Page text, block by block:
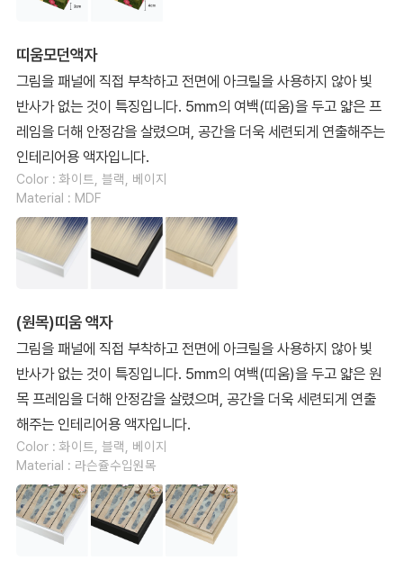
띠움모던액자
그림을 패널에 직접 부착하고 전면에 아크릴을 사용하지 않아 빛
반사가 없는 것이 특징입니다. 5mm의 여백(띠움)을 두고 얇은 프
레임을 더해 안정감을 살렸으며, 공간을 더욱 세련되게 연출해주는
인테리어용 액자입니다.
Color : 화이트, 블랙, 베이지
Material : MDF
(원목)띠움 액자
그림을 패널에 직접 부착하고 전면에 아크릴을 사용하지 않아 빛
반사가 없는 것이 특징입니다. 5mm의 여백(띠움)을 두고 얇은 원
목 프레임을 더해 안정감을 살렸으며, 공간을 더욱 세련되게 연출
해주는 인테리어용 액자입니다.
Color : 화이트, 블랙, 베이지
Material : 라슨쥴수입원목